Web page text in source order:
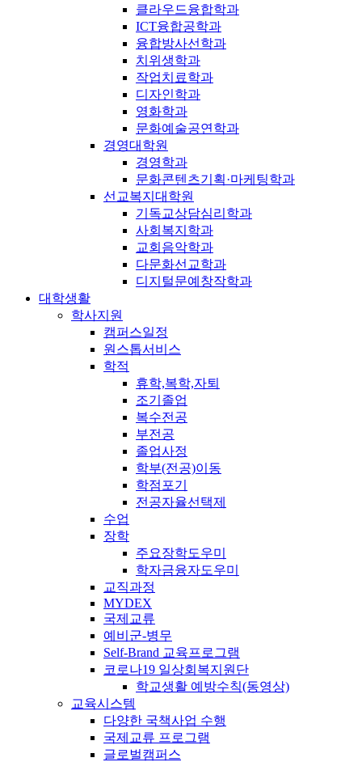
클라우드융합학과
ICT융합공학과
융합방사선학과
치위생학과
작업치료학과
디자인학과
영화학과
문화예술공연학과
경영대학원
경영학과
문화콘텐츠기획·마케팅학과
선교복지대학원
기독교상담심리학과
사회복지학과
교회음악학과
다문화선교학과
디지털문예창작학과
대학생활
학사지원
캠퍼스일정
원스톱서비스
학적
휴학,복학,자퇴
조기졸업
복수전공
부전공
졸업사정
학부(전공)이동
학점포기
전공자율선택제
수업
장학
주요장학도우미
학자금융자도우미
교직과정
MYDEX
국제교류
예비군-병무
Self-Brand 교육프로그램
코로나19 일상회복지원단
학교생활 예방수칙(동영상)
교육시스템
다양한 국책사업 수행
국제교류 프로그램
글로벌캠퍼스